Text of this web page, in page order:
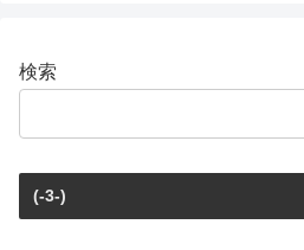
検索
(-3-)